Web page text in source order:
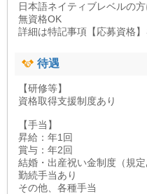
日本語ネイティブレベルの
無資格OK
詳細は特記事項【応募資格】
待遇
【研修等】
資格取得支援制度あり
【手当】
昇給：年1回
賞与：年2回
結婚・出産祝い金制度（規定
勤続手当あり
その他、各種手当